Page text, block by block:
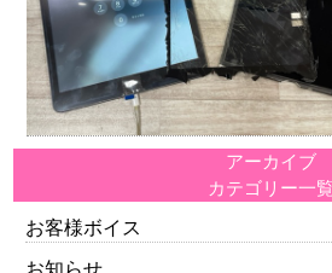
アーカイブ
カテゴリー一覧
お客様ボイス
お知らせ